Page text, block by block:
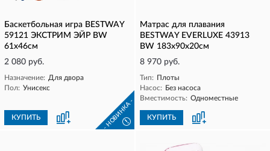
Баскетбольная игра BESTWAY
59121 ЭКСТРИМ ЭЙР BW
61x46см
2 080 руб.
Назначение: Для двора
Пол: Унисекс
КУПИТЬ - НОВИНКА -
!
Матрас для плавания
BESTWAY EVERLUXE 43913
BW 183x90x20см
8 970 руб.
Тип: Плоты
Насос: Без насоса
Вместимость: Одноместные
КУПИТЬ